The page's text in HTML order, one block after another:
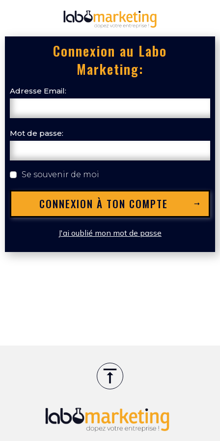
Connexion au Labo
Marketing:
Adresse Email:
Mot de passe:
Se souvenir de moi
CONNEXION À TON COMPTE
J'ai oublié mon mot de passe